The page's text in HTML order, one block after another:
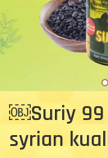
￼Suriy 99
syrian